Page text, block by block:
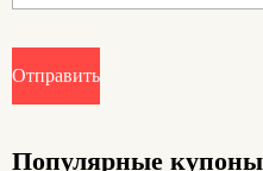
Отправить
Популярные